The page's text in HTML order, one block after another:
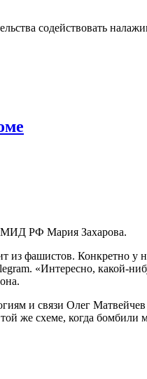
содействовать
МИД РФ Мария Захарова.
из фашистов. Конкретно
«Интересно, какой-
и связи Олег
же схеме, когда